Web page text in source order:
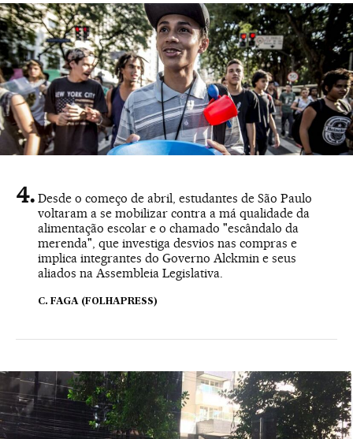
Desde o começo de abril, estudantes de São Paulo
voltaram a se mobilizar contra a má qualidade da
alimentação escolar e o chamado "escândalo da
merenda", que investiga desvios nas compras e
implica integrantes do Governo Alckmin e seus
aliados na Assembleia Legislativa.
C. FAGA (FOLHAPRESS)